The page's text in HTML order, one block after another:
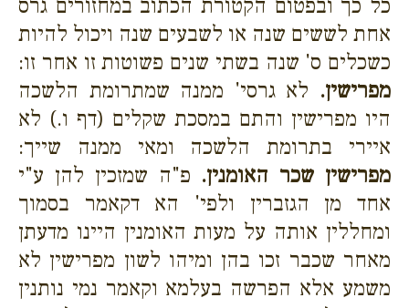
כל כך ובפטום הקטורת הכתוב במחזורים גרס
אחת לששים שנה או לשבעים שנה ויכול להיות
כשכלים ס' שנה בשתי שנים פשוטות זו אחר זו:
מפרישין. לא גרסי' ממנה שמתרומת הלשכה
היו מפרישין והתם במסכת שקלים (דף ו.) לא
איירי בתרומת הלשכה ומאי ממנה שייך:
מפרישין שכר האומנין. פ"ה שמזכין להן ע"י
אחד מן הגזברין ולפי' הא דקאמר בסמוך
ומחללין אותה על מעות האומנין היינו מדעתן
מאחר שכבר זכו בהן ומיהו לשון מפרישין לא
משמע אלא הפרשה בעלמא וקאמר נמי נותנין